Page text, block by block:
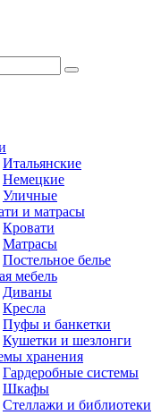
Итальянские
Немецкие
Уличные
и матрасы
Кровати
Матрасы
Постельное белье
мебель
Диваны
Кресла
Пуфы и банкетки
Кушетки и шезлонги
хранения
Гардеробные системы
Шкафы
Стеллажи и библиотеки